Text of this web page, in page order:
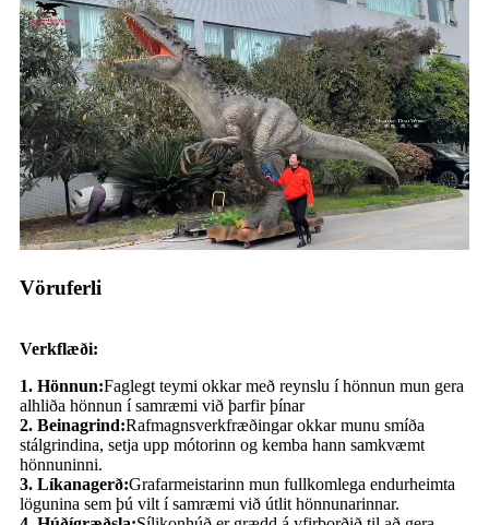
Vöruferli
Verkflæði:
1. Hönnun:Faglegt teymi okkar með reynslu í hönnun mun gera
alhliða hönnun í samræmi við þarfir þínar
2. Beinagrind:Rafmagnsverkfræðingar okkar munu smíða
stálgrindina, setja upp mótorinn og kemba hann samkvæmt
hönnuninni.
3. Líkanagerð:Grafarmeistarinn mun fullkomlega endurheimta
lögunina sem þú vilt í samræmi við útlit hönnunarinnar.